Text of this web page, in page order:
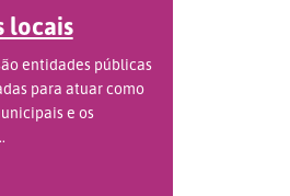
locais
entidades públicas
para atuar como
e os